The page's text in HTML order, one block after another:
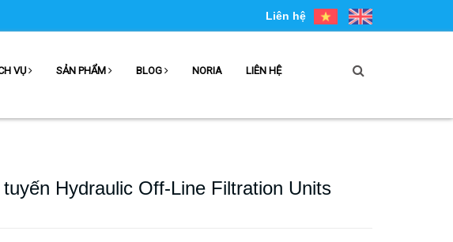
Liên hệ
VỤ SẢN PHẨM BLOG NORIA LIÊN HỆ
Hydraulic Off-Line Filtration Units